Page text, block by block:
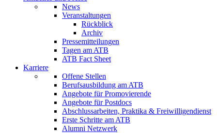
News
Veranstaltungen
Rückblick
Archiv
Pressemitteilungen
Tagen am ATB
ATB Fact Sheet
Karriere
Offene Stellen
Berufsausbildung am ATB
Angebote für Promovierende
Angebote für Postdocs
Abschlussarbeiten, Praktika & Freiwilligendienst
Erste Schritte am ATB
Alumni Netzwerk